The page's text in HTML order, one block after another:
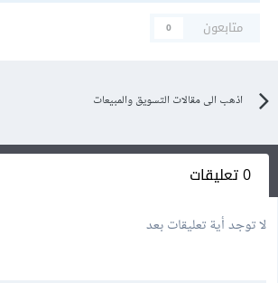
متابعون
0
اذهب الى مقالات التسويق والمبيعات
0 تعليقات
لا توجد أية تعليقات بعد